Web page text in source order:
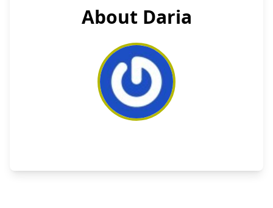
About Daria